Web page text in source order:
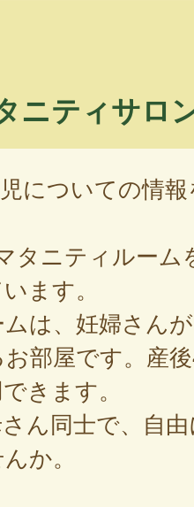
ニティサロ
についての情
タニティルーム
ます。
は、妊婦さん
部屋です。産
きます。
ん同士で、自
か。